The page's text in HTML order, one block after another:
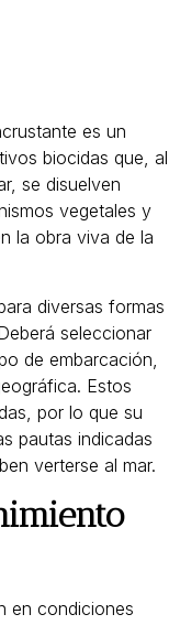
es un
biocidas que, al
se disuelven
vegetales y
la obra viva de la
diversas formas
seleccionar
de embarcación,
Estos
por lo que su
pautas indicadas
verterse al mar.
en condiciones